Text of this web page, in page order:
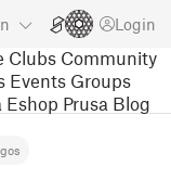
Login
Clubs Community
Events Groups
Eshop Prusa Blog